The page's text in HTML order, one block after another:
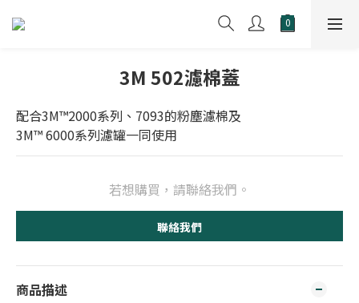
3M 502濾棉蓋
配合3M™2000系列、7093的粉塵濾棉及
3M™ 6000系列濾罐一同使用
若想購買，請聯絡我們。
聯絡我們
商品描述